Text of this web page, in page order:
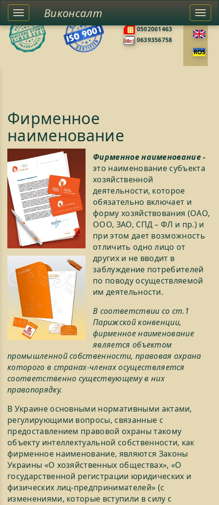
0502061463
0639356758
Toggle
left
sidebar
Виконсалт
Фирменное
наименование
Фирменное наименование -
это наименование субъекта
хозяйственной
деятельности, которое
обязательно включает и
форму хозяйствования (ОАО,
ООО, ЗАО, СПД – ФЛ и пр.) и
при этом дает возможность
отличить одно лицо от
других и не вводит в
заблуждение потребителей
по поводу осуществляемой
им деятельности.
В соответствии со ст.1
Парижской конвенции,
фирменное наименование
является объектом
промышленной собственности, правовая охрана
которого в странах-членах осуществляется
соответственно существующему в них
правопорядку.
В Украине основными нормативными актами,
регулирующими вопросы, связанные с
предоставлением правовой охраны такому
объекту интеллектуальной собственности, как
фирменное наименование, являются Законы
Украины «О хозяйственных обществах», «О
государственной регистрации юридических и
физических лиц-предпринимателей» (с
изменениями, которые вступили в силу с